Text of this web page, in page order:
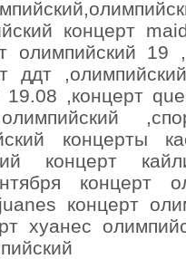
концерт
олимпийский 19
ддт
19.08 ,концерт
концерты
концерт
концерт
концерт
хуанес